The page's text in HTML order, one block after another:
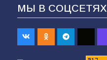
МЫ В СОЦСЕТЯХ